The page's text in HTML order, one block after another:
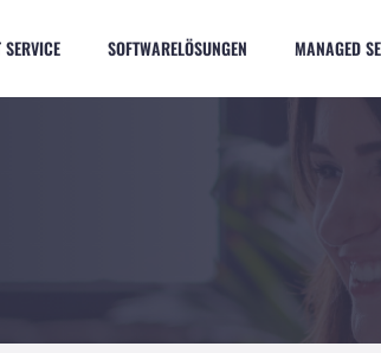
SERVICE SOFTWARELÖSUNGEN MANAGED